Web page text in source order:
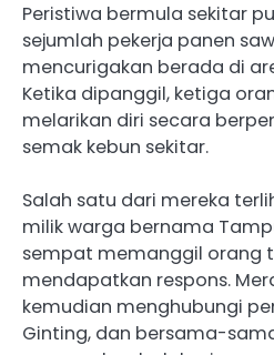
Peristiwa bermula sekitar
sejumlah pekerja panen
mencurigakan berada di
Ketika dipanggil, ketiga
melarikan diri secara
semak kebun sekitar.
Salah satu dari mereka
milik warga bernama
sempat memanggil orang
mendapatkan respons.
kemudian menghubungi
Ginting, dan bersama-